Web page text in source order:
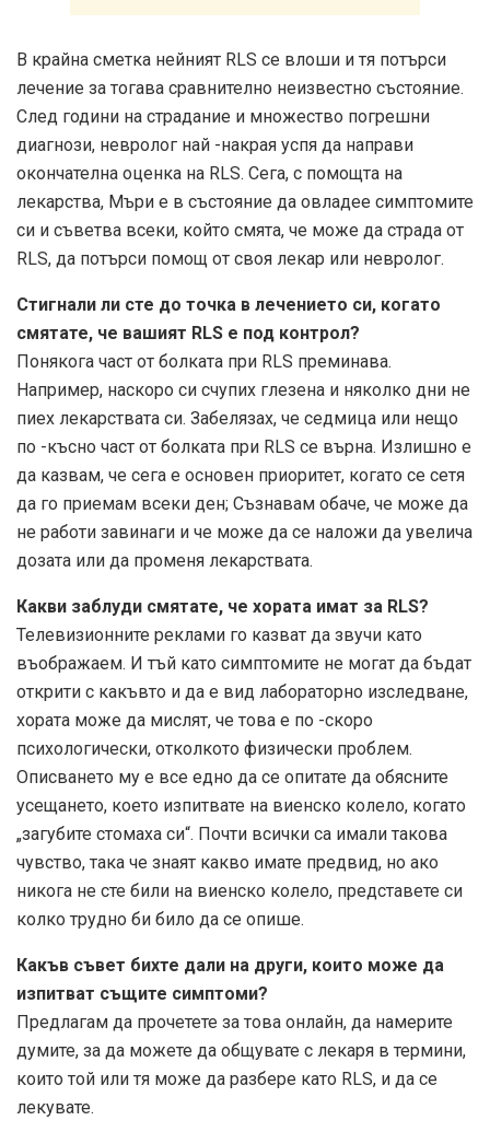
В крайна сметка нейният RLS се влоши и тя потърси
лечение за тогава сравнително неизвестно състояние.
След години на страдание и множество погрешни
диагнози, невролог най -накрая успя да направи
окончателна оценка на RLS. Сега, с помощта на
лекарства, Мъри е в състояние да овладее симптомите
си и съветва всеки, който смята, че може да страда от
RLS, да потърси помощ от своя лекар или невролог.
Стигнали ли сте до точка в лечението си, когато
смятате, че вашият RLS е под контрол?
Понякога част от болката при RLS преминава.
Например, наскоро си счупих глезена и няколко дни не
пиех лекарствата си. Забелязах, че седмица или нещо
по -късно част от болката при RLS се върна. Излишно е
да казвам, че сега е основен приоритет, когато се сетя
да го приемам всеки ден; Съзнавам обаче, че може да
не работи завинаги и че може да се наложи да увелича
дозата или да променя лекарствата.
Какви заблуди смятате, че хората имат за RLS?
Телевизионните реклами го казват да звучи като
въображаем. И тъй като симптомите не могат да бъдат
открити с какъвто и да е вид лабораторно изследване,
хората може да мислят, че това е по -скоро
психологически, отколкото физически проблем.
Описването му е все едно да се опитате да обясните
усещането, което изпитвате на виенско колело, когато
„загубите стомаха си“. Почти всички са имали такова
чувство, така че знаят какво имате предвид, но ако
никога не сте били на виенско колело, представете си
колко трудно би било да се опише.
Какъв съвет бихте дали на други, които може да
изпитват същите симптоми?
Предлагам да прочетете за това онлайн, да намерите
думите, за да можете да общувате с лекаря в термини,
които той или тя може да разбере като RLS, и да се
лекувате.